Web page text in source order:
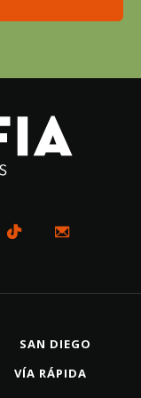
SAN DIEGO
VÍA RÁPIDA